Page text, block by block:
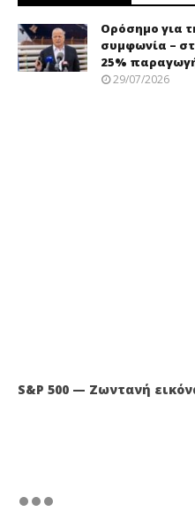
Ορόσημο για
συμφωνία –
25%
29/07/2026
S&P 500 — Ζωντανή